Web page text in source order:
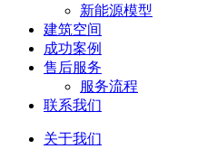
新能源模型
建筑空间
成功案例
售后服务
服务流程
联系我们
关于我们